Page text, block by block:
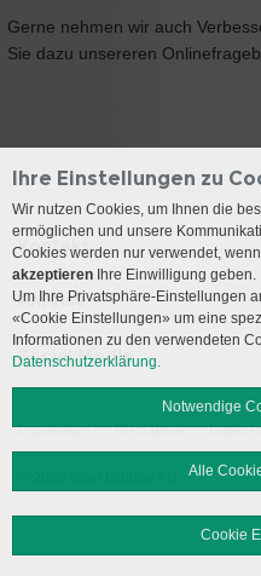
Gerne nehmen wir auch
Sie dazu unsereren
Kontakt
Anreise
Social Media
Impressum Disclaimer
Ihre Einstellungen zu
Wir nutzen Cookies, um Ihnen die
ermöglichen und unsere
Cookies werden nur verwendet,
akzeptieren Ihre Einwilligung geben.
Um Ihre Privatsphäre-Einstellungen
«Cookie Einstellungen» um eine
Informationen zu den verwendeten
Datenschutzerklärung.
Notwendige
Alle
Cookie